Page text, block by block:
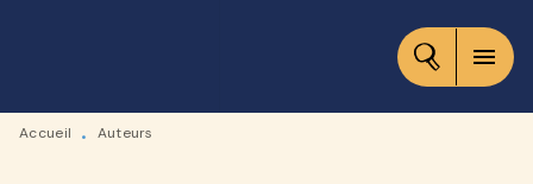
CONTENU
menu
Accueil • Auteurs